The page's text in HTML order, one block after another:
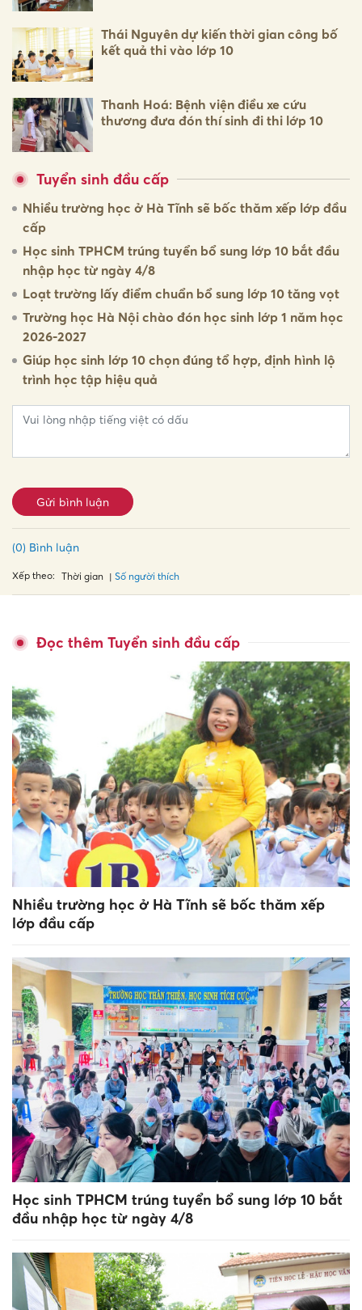
Thái Nguyên dự kiến thời gian công bố
kết quả thi vào lớp 10
Thanh Hoá: Bệnh viện điều xe cứu
thương đưa đón thí sinh đi thi lớp 10
Tuyển sinh đầu cấp
Nhiều trường học ở Hà Tĩnh sẽ bốc thăm xếp lớp đầu
cấp
Học sinh TPHCM trúng tuyển bổ sung lớp 10 bắt đầu
nhập học từ ngày 4/8
Loạt trường lấy điểm chuẩn bổ sung lớp 10 tăng vọt
Trường học Hà Nội chào đón học sinh lớp 1 năm học
2026-2027
Giúp học sinh lớp 10 chọn đúng tổ hợp, định hình lộ
trình học tập hiệu quả
Gửi bình luận
(0) Bình luận
Xếp theo: Thời gian Số người thích
Đọc thêm Tuyển sinh đầu cấp
Nhiều trường học ở Hà Tĩnh sẽ bốc thăm xếp
lớp đầu cấp
Học sinh TPHCM trúng tuyển bổ sung lớp 10 bắt
đầu nhập học từ ngày 4/8